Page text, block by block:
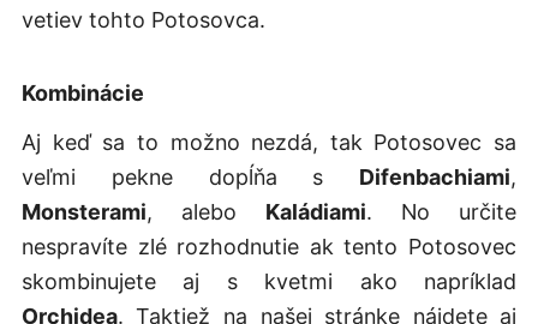
vetiev tohto Potosovca.
Kombinácie
Aj keď sa to možno nezdá, tak Potosovec sa
veľmi pekne dopĺňa s Difenbachiami,
Monsterami, alebo Kaládiami. No určite
nespravíte zlé rozhodnutie ak tento Potosovec
skombinujete aj s kvetmi ako napríklad
Orchidea. Taktiež na našej stránke nájdete aj